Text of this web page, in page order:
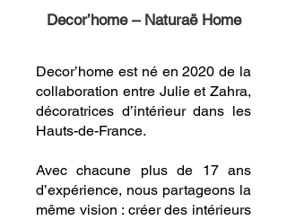
Decor’home – Naturaë Home
Decor’home est né en 2020 de la
collaboration entre Julie et Zahra,
décoratrices d’intérieur dans les
Hauts-de-France.
Avec chacune plus de 17 ans
d’expérience, nous partageons la
même vision : créer des intérieurs